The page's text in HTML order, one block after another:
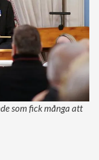
som fick många att